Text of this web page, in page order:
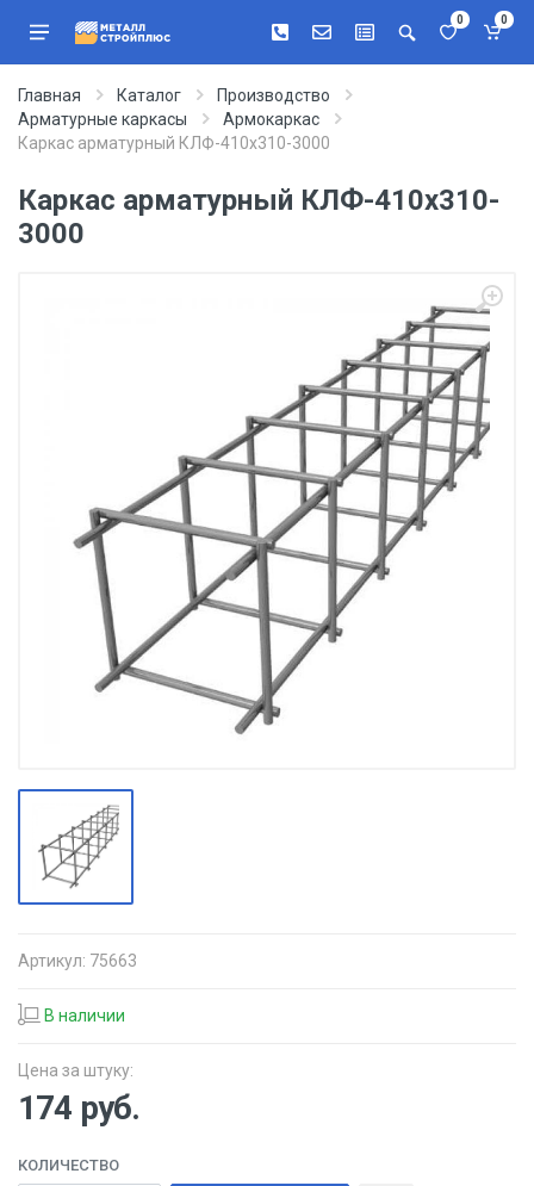
0 0
Главная Каталог
Производство
Арматурные каркасы
Армокаркас
Каркас арматурный КЛФ-410х310-3000
Каркас арматурный КЛФ-410х310-
3000
Артикул: 75663
В наличии
Цена за штуку:
174 руб.
КОЛИЧЕСТВО